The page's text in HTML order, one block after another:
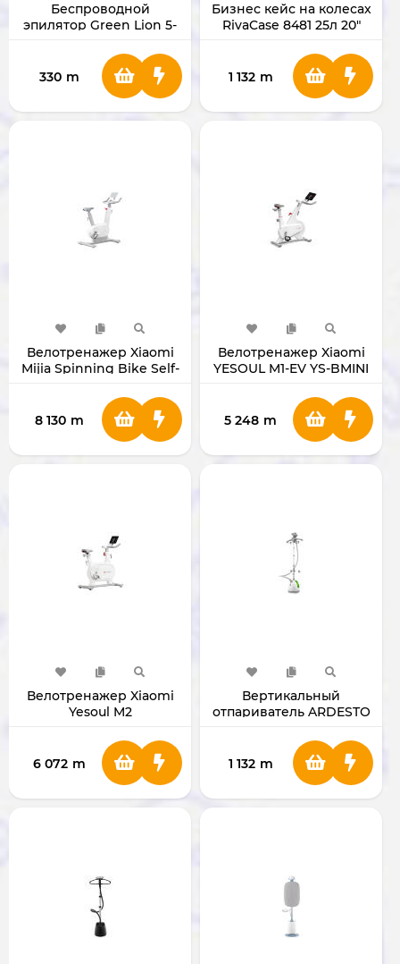
Беспроводной
эпилятор Green Lion 5-
(GN5N1EP47KWH)
330 m
Бизнес кейс на колесах
RivaCase 8481 25л 20"
1 132 m
Велотренажер Xiaomi
Mijia Spinning Bike Self-
BHR6870CN [China Ver.]
8 130 m
Велотренажер Xiaomi
YESOUL M1-EV YS-BMINI
5 248 m
Велотренажер Xiaomi
Yesoul M2
6 072 m
Вертикальный
отпариватель ARDESTO
1 132 m